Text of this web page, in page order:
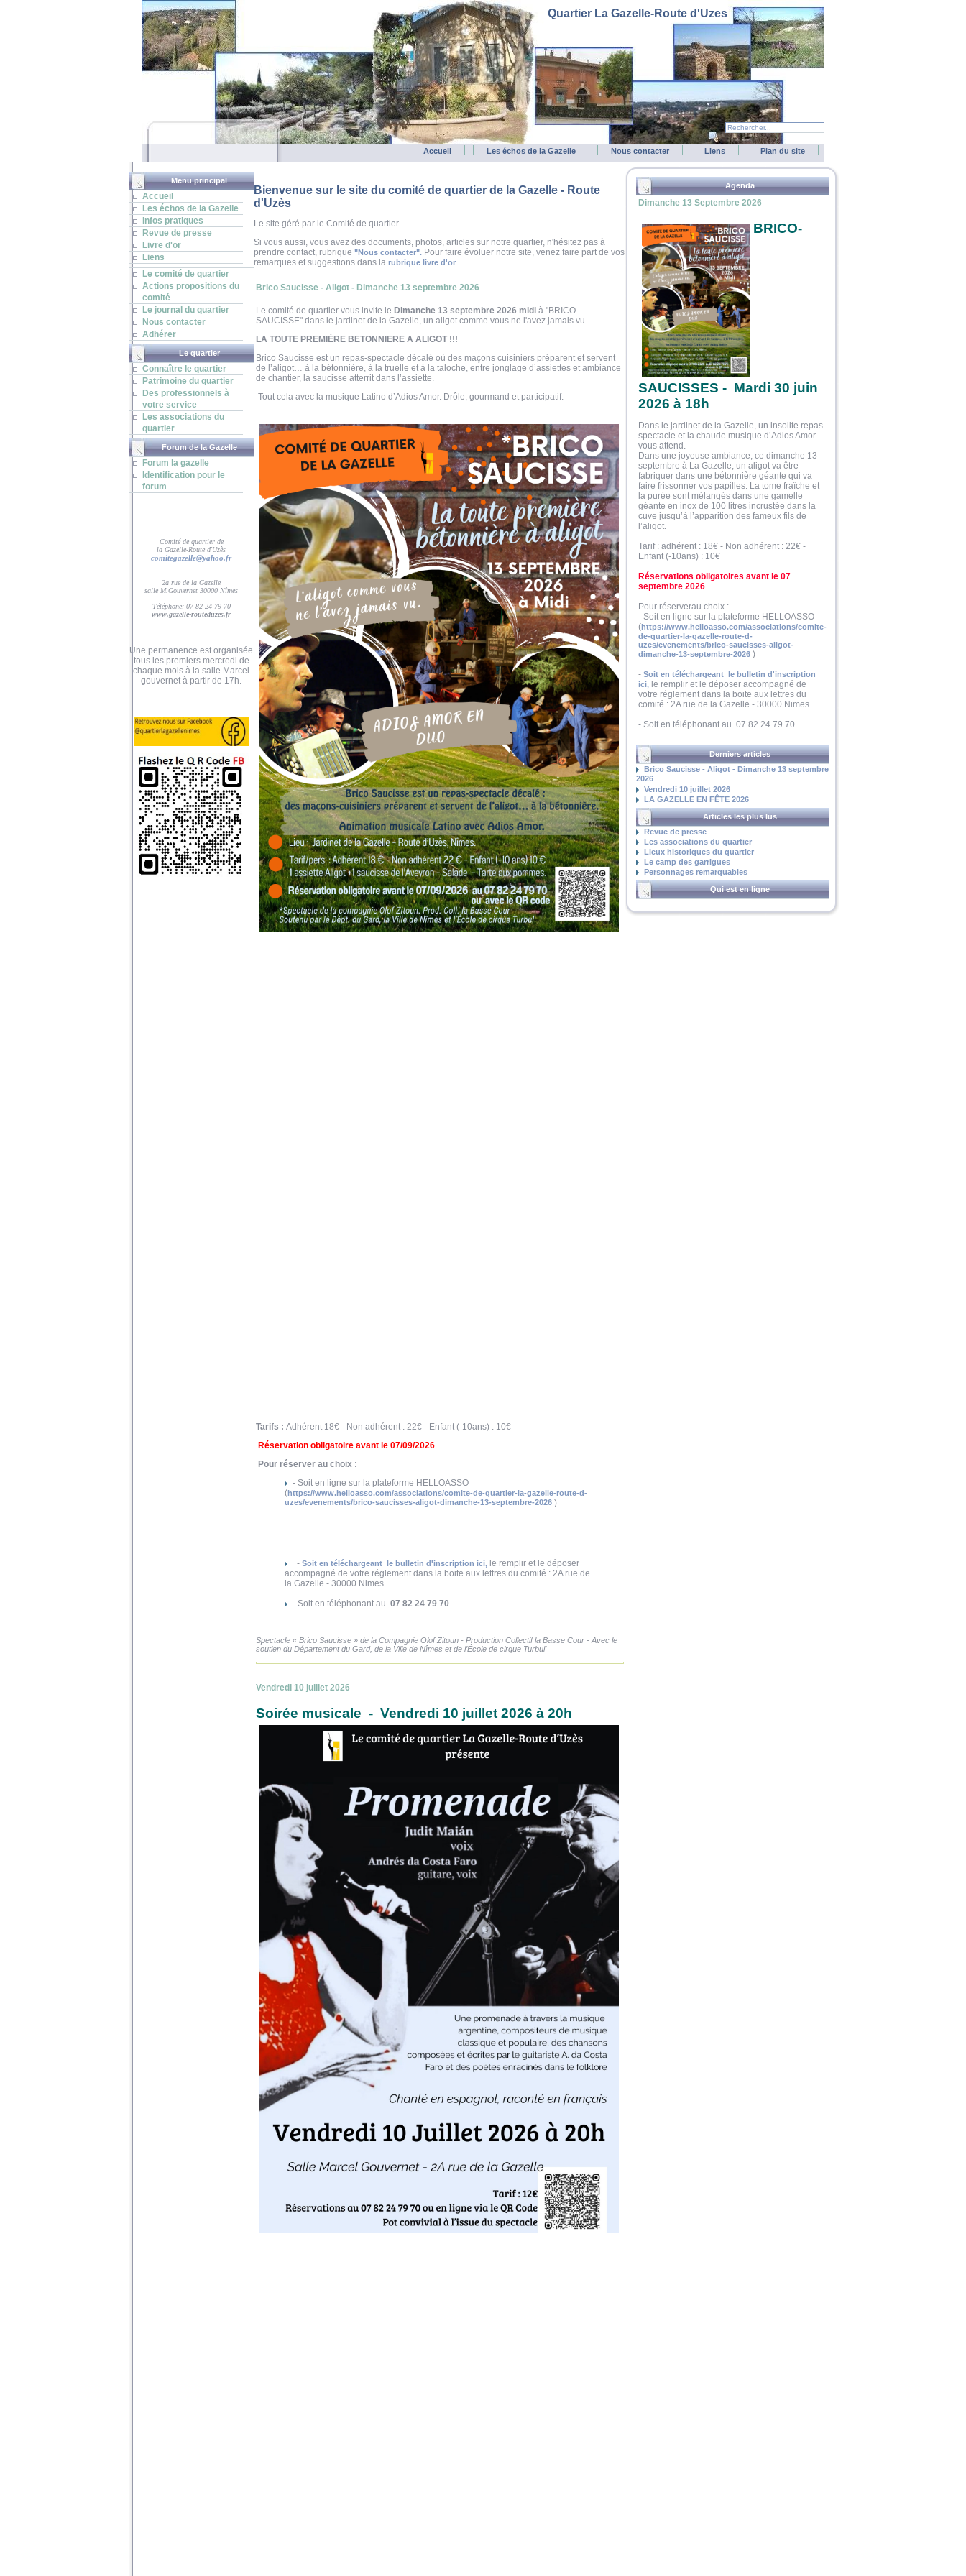
Quartier La Gazelle-Route d'Uzes
Plan du site
Liens
Nous contacter
Les échos de la Gazelle
Accueil
Menu principal
Accueil
Les échos de la Gazelle
Infos pratiques
Revue de presse
Livre d'or
Liens
Le comité de quartier
Actions propositions du
comité
Le journal du quartier
Nous contacter
Adhérer
Le quartier
Connaître le quartier
Patrimoine du quartier
Des professionnels à
votre service
Les associations du
quartier
Forum de la Gazelle
Forum la gazelle
Identification pour le
forum
Comité de quartier de
la Gazelle-Route d'Uzès
comitegazelle@yahoo.fr
2a rue de la Gazelle
salle M.Gouvernet 30000 Nîmes
Téléphone: 07 82 24 79 70
www.gazelle-routeduzes.fr
Une permanence est organisée
tous les premiers mercredi de
chaque mois à la salle Marcel
gouvernet à partir de 17h.
Bienvenue sur le site du comité de quartier de la Gazelle - Route
d'Uzès
Le site géré par le Comité de quartier.
Si vous aussi, vous avez des documents, photos, articles sur notre quartier, n'hésitez pas à
prendre contact, rubrique "Nous contacter".Pour faire évoluer notre site, venez faire part de vos
remarques et suggestions dans la rubrique livre d'or.
Brico Saucisse - Aligot - Dimanche 13 septembre 2026
Le comité de quartier vous invite le Dimanche 13 septembre 2026 midià "BRICO
SAUCISSE" dans le jardinet de la Gazelle, un aligot comme vous ne l'avez jamais vu....
LA TOUTE PREMIÈRE BETONNIERE A ALIGOT !!!
Brico Saucisse est un repas-spectacle décalé où des maçons cuisiniers préparent et servent
de l’aligot… à la bétonnière, à la truelle et à la taloche, entre jonglage d’assiettes et ambiance
de chantier, la saucisse atterrit dans l’assiette.
Tout cela avec la musique Latino d’Adios Amor. Drôle, gourmand et participatif.
Tarifs : Adhérent 18€ - Non adhérent : 22€ - Enfant (-10ans) : 10€
Réservation obligatoire avant le 07/09/2026
Pour réserver au choix :
- Soit en ligne sur la plateforme HELLOASSO
(https://www.helloasso.com/associations/comite-de-quartier-la-gazelle-route-d-
uzes/evenements/brico-saucisses-aligot-dimanche-13-septembre-2026)
- Soit en téléchargeant le bulletin d'inscription ici,le remplir et le déposer
accompagné de votre réglement dans la boite aux lettres du comité : 2A rue de
la Gazelle - 30000 Nimes
- Soit en téléphonant au 07 82 24 79 70
Spectacle « Brico Saucisse » de la Compagnie Olof Zitoun - Production Collectif la Basse Cour - Avec le
soutien du Département du Gard, de la Ville de Nîmes et de l’École de cirque Turbul’
Vendredi 10 juillet 2026
Soirée musicale - Vendredi 10 juillet 2026 à 20h
Agenda
Dimanche 13 Septembre 2026
BRICO-
SAUCISSES - Mardi 30 juin
2026 à 18h
Dans le jardinet de la Gazelle, un insolite repas
spectacle et la chaude musique d’Adios Amor
vous attend.
Dans une joyeuse ambiance, ce dimanche 13
septembre à La Gazelle, un aligot va être
fabriquer dans une bétonnière géante qui va
faire frissonner vos papilles. La tome fraîche et
la purée sont mélangés dans une gamelle
géante en inox de 100 litres incrustée dans la
cuve jusqu’à l’apparition des fameux fils de
l’aligot.
Tarif : adhérent : 18€ - Non adhérent : 22€ -
Enfant (-10ans) : 10€
Réservations obligatoires avant le 07
septembre 2026
Pour réserverau choix :
- Soit en ligne sur la plateforme HELLOASSO
(https://www.helloasso.com/associations/comite-
de-quartier-la-gazelle-route-d-
uzes/evenements/brico-saucisses-aligot-
dimanche-13-septembre-2026)
- Soit en téléchargeant le bulletin d'inscription
ici,le remplir et le déposer accompagné de
votre réglement dans la boite aux lettres du
comité : 2A rue de la Gazelle - 30000 Nimes
- Soit en téléphonant au 07 82 24 79 70
Derniers articles
Brico Saucisse - Aligot - Dimanche 13 septembre
2026
Vendredi 10 juillet 2026
LA GAZELLE EN FÊTE 2026
Articles les plus lus
Revue de presse
Les associations du quartier
Lieux historiques du quartier
Le camp des garrigues
Personnages remarquables
Qui est en ligne